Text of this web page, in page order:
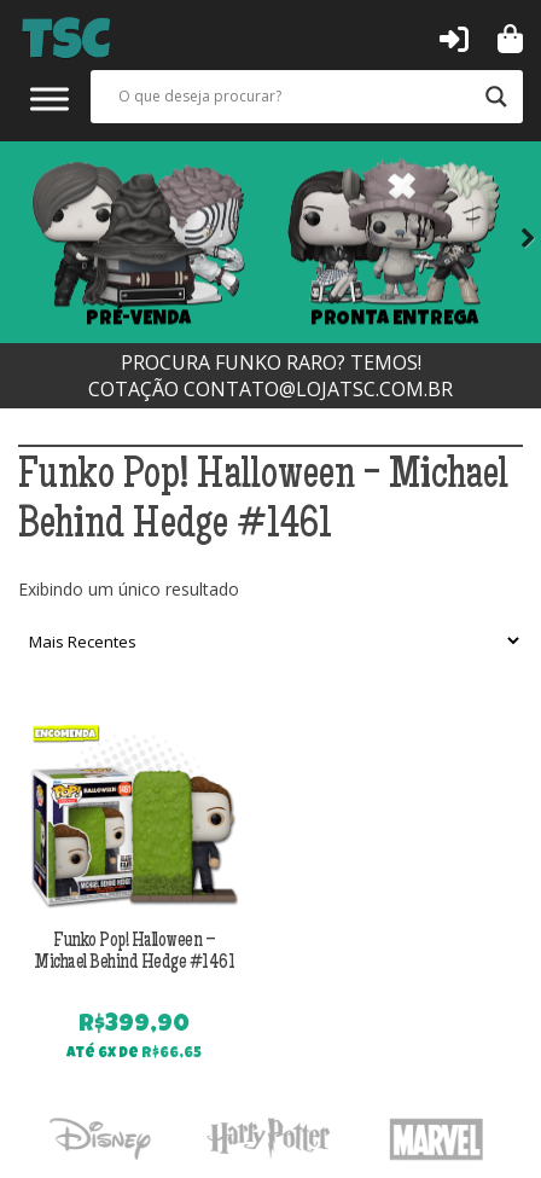
PRÉ-VENDA PRONTA ENTREGA
PROCURA FUNKO RARO? TEMOS!
COTAÇÃO CONTATO@LOJATSC.COM.BR
Funko Pop! Halloween - Michael
Behind Hedge #1461
Exibindo um único resultado
Funko Pop! Halloween –
Michael Behind Hedge #1461
R$399,90
Até 6x de R$66,65